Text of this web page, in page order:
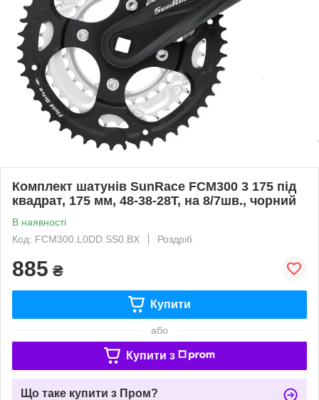
Комплект шатунів SunRace FCM300 3 175 під
квадрат, 175 мм, 48-38-28T, на 8/7шв., чорний
В наявності
Код: FCM300.L0DD.SS0.BX
Роздріб
885 ₴
Купити
або
Купити з
Що таке купити з Пром?